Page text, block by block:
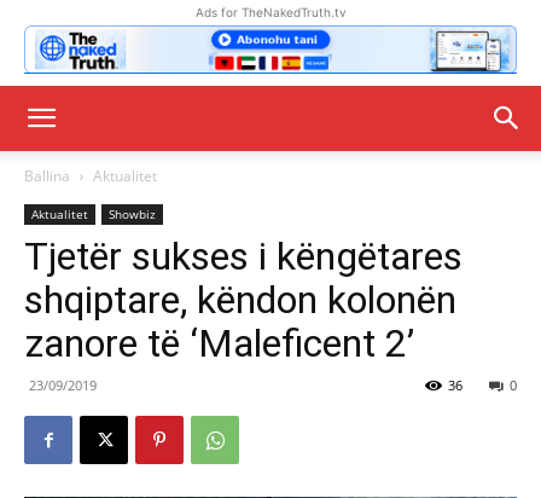
Ads for TheNakedTruth.tv
Ballina Aktualitet
Aktualitet Showbiz
Tjetër sukses i këngëtares
shqiptare, këndon kolonën
zanore të ‘Maleficent 2’
23/09/2019 0
36